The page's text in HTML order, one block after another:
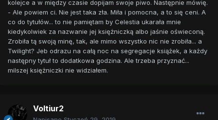
kolejce a w między czasie dopijam swoje piwo. Następnie mówię.
- Ale powiem ci. Nie jest taka zła. Miła i pomocna, a to się ceni. A
co do tytułów... to nie pamiętam by Celestia ukarała mnie
kiedykolwiek za nazwanie jej księżniczką albo jaśnie oświeconą.
Zrobiła tą swoją minę, tak, ale mimo wszystko nic nie zrobiła... a
Twilight? Jeb odrazu na całą noc na segregacje książek, a każdy
następny tytuł to dodatkowa godzina. Ale trzeba przyznać...
milszej księżniczki nie widziałem.
Voltiur2